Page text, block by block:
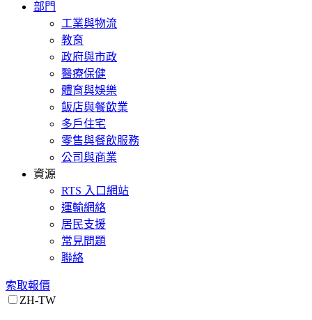
部門
工業與物流
教育
政府與市政
醫療保健
體育與娛樂
飯店與餐飲業
多戶住宅
零售與餐飲服務
公司與商業
資源
RTS 入口網站
運輸網絡
居民支援
常見問題
聯絡
索取報價
ZH-TW